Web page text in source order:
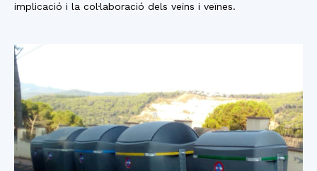
implicació i la col·laboració dels veïns i veïnes.